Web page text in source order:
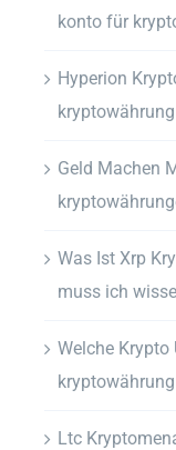
konto für
Hyperion
Geld Machen
Was Ist Xrp
muss ich
Welche
Ltc